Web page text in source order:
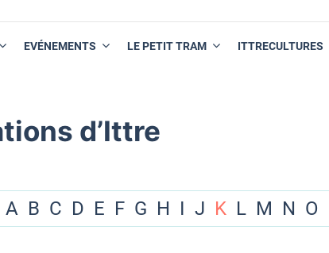
EVÉNEMENTS LE PETIT TRAM ITTRECULTURES
d’Ittre
A B C D E F G H I J K L M N O